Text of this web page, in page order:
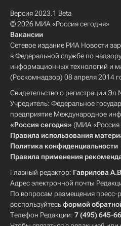
Версия 2023.1 Beta
© 2026 МИА «Россия сегодня»
Вакансии
Сетевое издание РИА Новости
в Федеральной службе по
информационных технологий и
(Роскомнадзор) 08 апреля 2014
Свидетельство о регистрации
Учредитель: Федеральное
предприятие Международное
«Россия сегодня» (МИА «Россия
Правила использования
Политика конфиденциальности
Правила применения
Главный редактор: Гаврилова
Адрес электронной почты
По вопросам размещения пресс-
воспользуйтесьформой
Телефон Редакции: 7 (495) 645-